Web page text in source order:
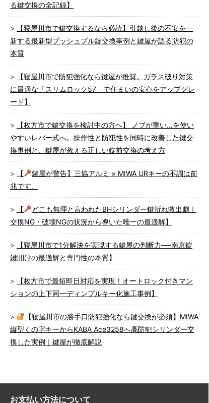
る鍵交換の全記録】
【寝屋川市で鍵交換するなら必読】引越し後の不安を一
新する最新型プッシュプル錠交換事例と鍵屋が語る防犯の
本質
【寝屋川市で防犯強化なら鍵屋が推奨。ガラス破り対策
に最適な「スリムロック57」で住まいの安心をアップグレ
ード】
【枚方市で鍵交換を検討中の方へ】 ノブが重い…を使い
やすいレバー式へ。操作性と防犯性を同時に改善した鍵交
換事例と、鍵屋が教える正しい錠前交換の考え方
【
鍵屋が警告】三協アルミ × MIWA URキーの不調は前
兆です。
【
どこも無理と言われたBHシリンダー鍵折れ救出劇｜
交換NG・破壊NGの状況から導いた唯一の最適解】
【寝屋川市で1分解決を実現する鍵屋の判断力──南京錠
鍵開けの最適解と専門性の本質】
【枚方市で最短即日対応を実現！オートロック付きマン
ションの上下同一ディンプルキー化施工事例】
【寝屋川市の勝手口防犯強化なら鍵交換が必須】MIWA
縦型くの字キーからKABA Ace3258へ高防犯シリンダー交
換した実例｜鍵屋が徹底解説
お支払い方法について